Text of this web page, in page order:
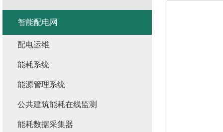
智能配电网
配电运维
能耗系统
能源管理系统
公共建筑能耗在线监测
能耗数据采集器